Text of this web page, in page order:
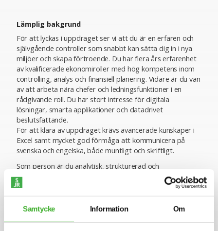
Samtycke Information Om
Lämplig bakgrund
För att lyckas i uppdraget ser vi att du är en erfaren och
självgående controller som snabbt kan sätta dig in i nya
miljöer och skapa förtroende. Du har flera års erfarenhet
av kvalificerade ekonomiroller med hög kompetens inom
controlling, analys och finansiell planering. Vidare är du van
av att arbeta nära chefer och ledningsfunktioner i en
rådgivande roll. Du har stort intresse för digitala
lösningar, smarta applikationer och datadrivet
beslutsfattande.
För att klara av uppdraget krävs avancerade kunskaper i
Excel samt mycket god förmåga att kommunicera på
svenska och engelska, både muntligt och skriftligt.
Som person är du analytisk, strukturerad och
lösningsorienterad. Du trivs i konsultrollen, är flexibel och
uppskattar variation i arbetsuppgifter och föränderliga
miljöer.